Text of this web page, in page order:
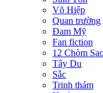
Võ Hiệp
Quan trường
Đam Mỹ
Fan fiction
12 Chòm
Tây Du
Sắc
Trinh thám